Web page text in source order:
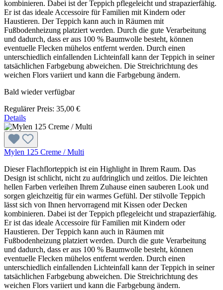
kombinieren. Dabei ist der Teppich pflegeleicht und strapazierfähig.
Er ist das ideale Accessoire für Familien mit Kindern oder
Haustieren. Der Teppich kann auch in Räumen mit
Fußbodenheizung platziert werden. Durch die gute Verarbeitung
und dadurch, dass er aus 100 % Baumwolle besteht, können
eventuelle Flecken mühelos entfernt werden. Durch einen
unterschiedlich einfallenden Lichteinfall kann der Teppich in seiner
tatsächlichen Farbgebung abweichen. Die Streichrichtung des
weichen Flors variiert und kann die Farbgebung ändern.
Bald wieder verfügbar
Regulärer Preis: 35,00 €
Details
Mylen 125 Creme / Multi
Dieser Flachflorteppich ist ein Highlight in Ihrem Raum. Das
Design ist schlicht, nicht zu aufdringlich und zeitlos. Die leichten
hellen Farben verleihen Ihrem Zuhause einen sauberen Look und
sorgen gleichzeitig für ein warmes Gefühl. Der stilvolle Teppich
lässt sich von Ihnen hervorragend mit Kissen oder Decken
kombinieren. Dabei ist der Teppich pflegeleicht und strapazierfähig.
Er ist das ideale Accessoire für Familien mit Kindern oder
Haustieren. Der Teppich kann auch in Räumen mit
Fußbodenheizung platziert werden. Durch die gute Verarbeitung
und dadurch, dass er aus 100 % Baumwolle besteht, können
eventuelle Flecken mühelos entfernt werden. Durch einen
unterschiedlich einfallenden Lichteinfall kann der Teppich in seiner
tatsächlichen Farbgebung abweichen. Die Streichrichtung des
weichen Flors variiert und kann die Farbgebung ändern.